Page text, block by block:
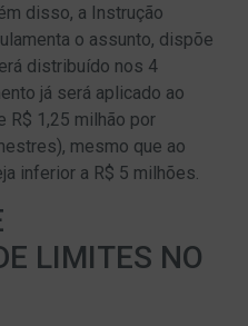
disso, a Instrução
o assunto, dispõe
distribuído nos 4
já será aplicado ao
R$ 1,25 milhão por
mesmo que ao
inferior a R$ 5 milhões.
LIMITES NO